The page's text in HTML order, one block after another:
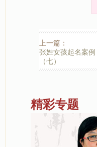
上一篇：
张姓女孩起名案例
（七）
精彩专题